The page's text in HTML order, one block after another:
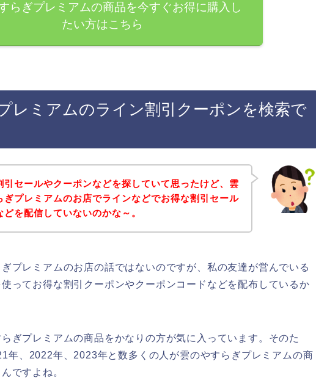
らぎプレミアムの商品を今すぐお得に購入し
たい方はこちら
レミアムのライン割引クーポンを検索で
引セールやクーポンなどを探していて思ったけど、雲
ぎプレミアムのお店でラインなどでお得な割引セール
どを配信していないのかな～。
プレミアムのお店の話ではないのですが、私の友達が営んでいる
ってお得な割引クーポンやクーポンコードなどを配布しているか
ぎプレミアムの商品をかなりの方が気に入っています。そのた
年、2022年、2023年と数多くの人が雲のやすらぎプレミアムの商
ですよね。